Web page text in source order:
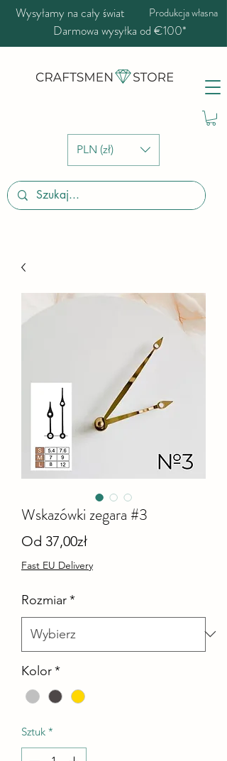
PLN (zł)
Wysyłamy na cały świat Produkcja własna
Darmowa wysyłka od €100*
Wskazówki zegara #3
Od 37,00złCena
Rabatowa
Fast EU Delivery
Rozmiar*
Kolor*
Sztuk *